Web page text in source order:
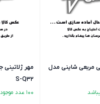
مربعی شاینی مدل
مهر
S-Q32
100 عدد موجود میباشد